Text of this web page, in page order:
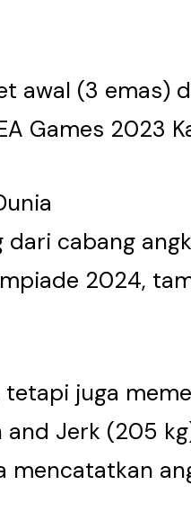
awal (3 emas)
Games 2023
cabang
2024,
juga
Jerk (205
mencatatkan